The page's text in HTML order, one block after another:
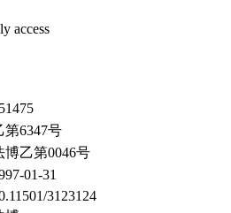
access
第6347号
博乙第0046号
01-31
3123124